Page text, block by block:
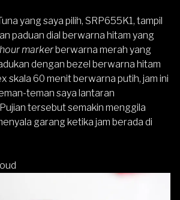
yang saya pilih, SRP655K1, tampil
paduan dial berwarna hitam yang
markerberwarna merah yang
dengan bezel berwarna hitam
skala 60 menit berwarna putih, jam ini
teman saya lantaran
tersebut semakin menggila
garang ketika jam berada di